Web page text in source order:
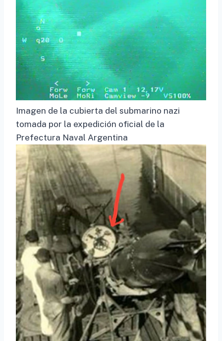
Imagen de la cubierta del submarino nazi
tomada por la expedición oficial de la
Prefectura Naval Argentina